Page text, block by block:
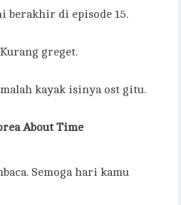
berakhir di episode 15.
Kurang greget.
kayak isinya ost gitu.
About Time
Semoga hari kamu